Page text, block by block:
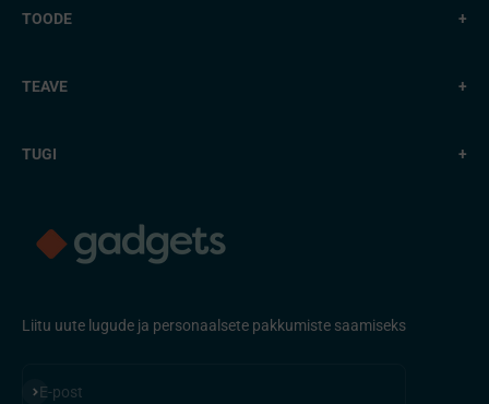
TOODE +
TEAVE +
TUGI +
Liitu uute lugude ja personaalsete pakkumiste saamiseks
E-post
Telli